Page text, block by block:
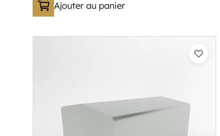
Ajouter au panier